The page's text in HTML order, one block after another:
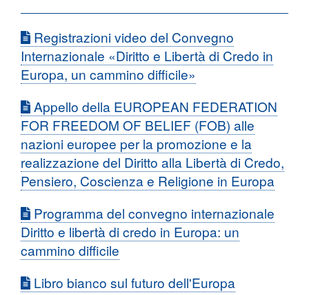
Registrazioni video del Convegno
Internazionale «Diritto e Libertà di Credo in
Europa, un cammino difficile»
Appello della EUROPEAN FEDERATION
FOR FREEDOM OF BELIEF (FOB) alle
nazioni europee per la promozione e la
realizzazione del Diritto alla Libertà di Credo,
Pensiero, Coscienza e Religione in Europa
Programma del convegno internazionale
Diritto e libertà di credo in Europa: un
cammino difficile
Libro bianco sul futuro dell'Europa